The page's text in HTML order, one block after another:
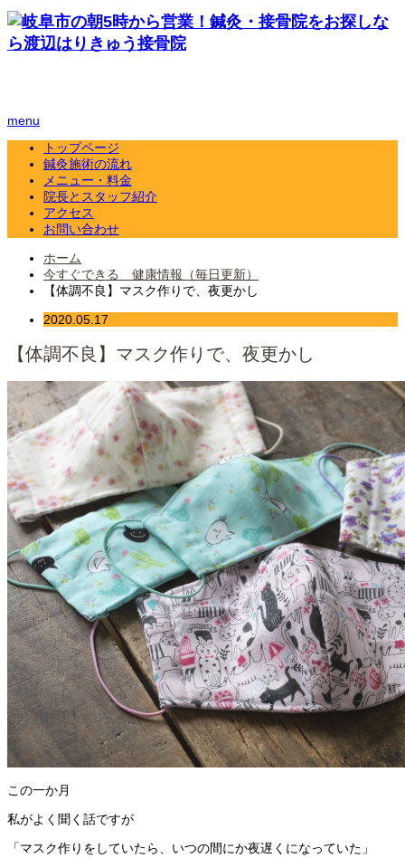
menu
トップページ
鍼灸施術の流れ
メニュー・料金
院長とスタッフ紹介
アクセス
お問い合わせ
ホーム
今すぐできる 健康情報（毎日更新）
【体調不良】マスク作りで、夜更かし
2020.05.17
【体調不良】マスク作りで、夜更かし
この一か月
私がよく聞く話ですが
「マスク作りをしていたら、いつの間にか夜遅くになっていた」